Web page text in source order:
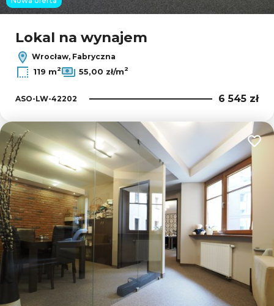
Lokal na wynajem
Wrocław, Fabryczna
119 m2 55,00 zł/m2
ASO-LW-42202 6 545 zł